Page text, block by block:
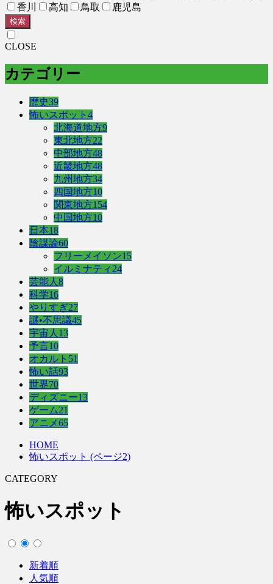
香川
高知 鳥取 鹿児島
検索
CLOSE
カテゴリー
歴史39
怖いスポット 4
北海道地方9
東北地方22
中部地方48
近畿地方48
九州地方34
四国地方10
関東地方154
中国地方10
日本18
陰謀論60
フリーメイソン15
イルミナティ 24
芸能人 8
科学16
やりすぎ27
謎•不思議45
宇宙人 13
予言10
オカルト 51
怖い話93
世界70
ディズニー13
ゲーム21
アニメ65
HOME
怖いスポット (ページ2)
CATEGORY
怖いスポット
新着順
人気順